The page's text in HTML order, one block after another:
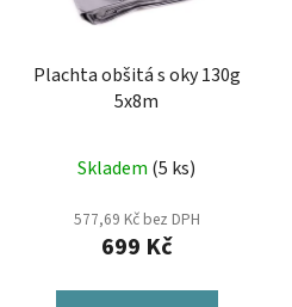
Plachta obšitá s oky 130g
5x8m
Skladem (5 ks)
577,69 Kč bez DPH
699 Kč